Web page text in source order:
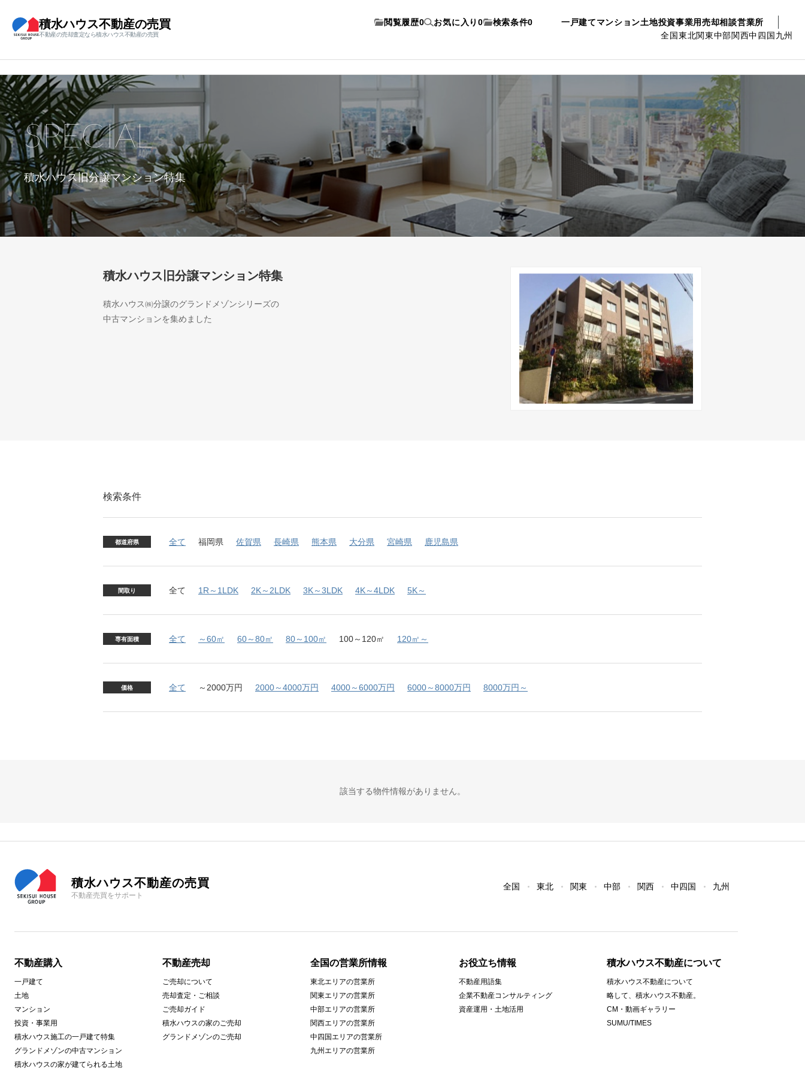
積水ハウス不動産の売買
不動産の売却査定なら積水ハウス不動産の売買
一戸建てマンション土地投資事業用売却相談営業所
全国東北関東中部関西中四国九州
閲覧履歴0 お気に入り 0 検索条件0
積水ハウス旧分譲マンション特集
SPECIAL
積水ハウス旧分譲マンション特集
積水ハウス㈱分譲のグランドメゾンシリーズの
中古マンションを集めました
検索条件
都道府県 全て 福岡県 佐賀県 長崎県 熊本県 大分県 宮崎県 鹿児島県
間取り 全て 1R～1LDK 2K～2LDK 3K～3LDK 4K～4LDK 5K～
専有面積 全て ～60㎡ 60～80㎡ 80～100㎡ 100～120㎡ 120㎡～
価格 全て ～2000万円 2000～4000万円 4000～6000万円 6000～8000万円 8000万円～
該当する物件情報がありません。
積水ハウス不動産の売買
不動産売買をサポート
全国 東北 関東 中部 関西 中四国 九州
不動産購入
一戸建て
土地
マンション
投資・事業用
積水ハウス施工の一戸建て特集
グランドメゾンの中古マンション
積水ハウスの家が建てられる土地
不動産売却
ご売却について
売却査定・ご相談
ご売却ガイド
積水ハウスの家のご売却
グランドメゾンのご売却
全国の営業所情報
東北エリアの営業所
関東エリアの営業所
中部エリアの営業所
関西エリアの営業所
中四国エリアの営業所
九州エリアの営業所
お役立ち情報
不動産用語集
企業不動産コンサルティング
資産運用・土地活用
積水ハウス不動産について
積水ハウス不動産について
略して、積水ハウス不動産。
CM・動画ギャラリー
SUMU/TIMES